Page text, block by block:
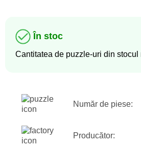
În stoc
Cantitatea de puzzle-uri din stocul
Număr de piese:
Producător: